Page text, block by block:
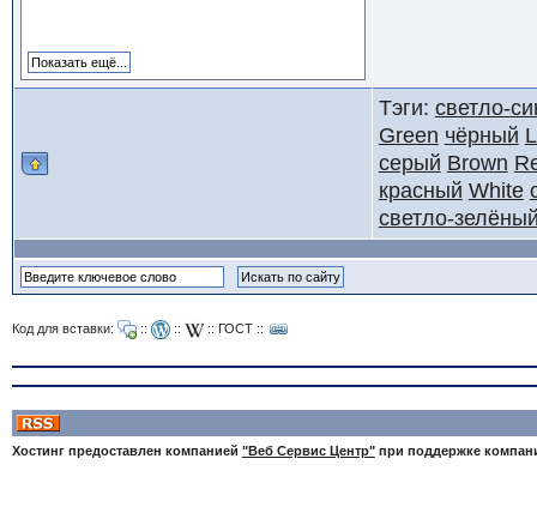
Тэги: светло-
Green чёрный
серый Brown
красный White
светло-
Код для вставки: :: :: :: ГОСТ::
Хостинг предоставлен компанией "Веб Сервис Центр"при поддержке